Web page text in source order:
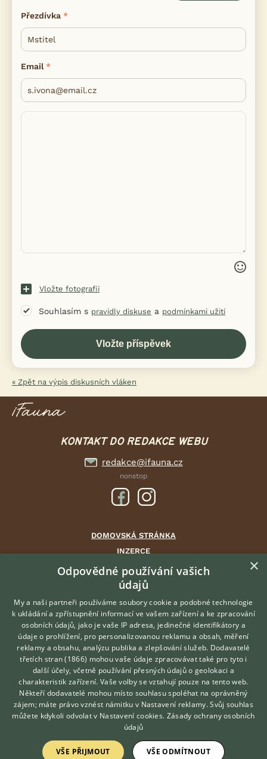
Přezdívka
Email
Vložte fotografii
Souhlasím s pravidly diskuse a podmínkami užití
« Zpět na výpis diskusních vláken
KONTAKT DO REDAKCE WEBU
redakce@ifauna.cz
nonstop
DOMOVSKÁ STRÁNKA
INZERCE
DISKUSE
ČLÁNKY
CHOVATELSKÉ STANICE
ATLAS
O nás
Kontakt
Možnosti zvýraznění inzerátů
Podmínky užití
Zpracování osobních údajů
Přihlášení
Registrace
Hledáte zvířecího kamaráda?
Zdarma vám poradí
VETERINÁŘ ONLINE
KONZULTOVAT S
VETERINÁŘEM
×
Odpovědné používání vašich
údajů
My a naši partneři používáme soubory cookie a podobné technologie
k ukládání a zpřístupnění informací ve vašem zařízení a ke zpracování
osobních údajů, jako je vaše IP adresa, jedinečné identifikátory a
údaje o prohlížení, pro personalizovanou reklamu a obsah, měření
reklamy a obsahu, analýzu publika a zlepšování služeb. Dodavatelé
třetích stran (1866) mohou vaše údaje zpracovávat také pro tyto i
další účely, včetně používání přesných údajů o geolokaci a
charakteristik zařízení. Vaše volby se vztahují pouze na tento web.
Někteří dodavatelé mohou místo souhlasu spoléhat na oprávněný
zájem; máte právo vznést námitku v Nastavení reklamy. Svůj souhlas
můžete kdykoli odvolat v Nastavení cookies. Zásady ochrany osobních
údajů
VŠE PŘIJMOUT VŠE ODMÍTNOUT